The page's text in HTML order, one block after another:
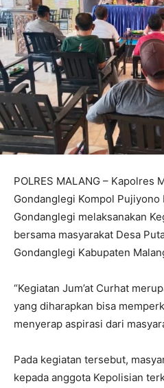
POLRES MALANG – Kapolres
Gondanglegi Kompol
Gondanglegi melaksanakan
bersama masyarakat Desa
Gondanglegi Kabupaten
“Kegiatan Jum’at Curhat
yang diharapkan bisa
menyerap aspirasi dari
Pada kegiatan tersebut,
kepada anggota Kepolisian